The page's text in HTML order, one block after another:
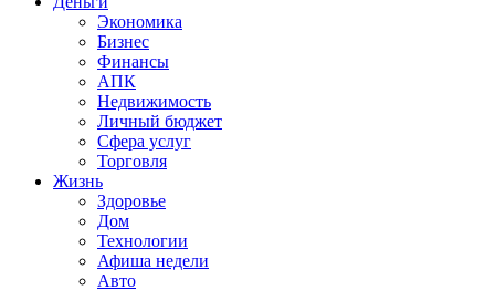
Экономика
Бизнес
Финансы
АПК
Недвижимость
Личный бюджет
Сфера услуг
Торговля
Жизнь
Здоровье
Дом
Технологии
Афиша недели
Авто